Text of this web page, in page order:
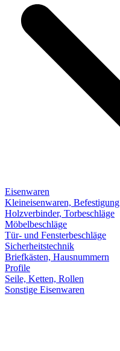
Eisenwaren
Kleineisenwaren, Befestigung
Holzverbinder, Torbeschläge
Möbelbeschläge
Tür- und Fensterbeschläge
Sicherheitstechnik
Briefkästen, Hausnummern
Profile
Seile, Ketten, Rollen
Sonstige Eisenwaren